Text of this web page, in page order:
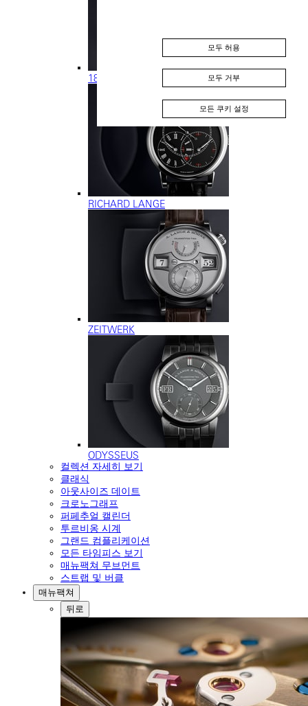
1815
RICHARD LANGE
ZEITWERK
ODYSSEUS
컬렉션 자세히 보기
클래식
아웃사이즈 데이트
크로노그래프
퍼페추얼 캘린더
투르비옹 시계
그랜드 컴플리케이션
모든 타임피스 보기
매뉴팩쳐 무브먼트
스트랩 및 버클
매뉴팩쳐
뒤로
모두 허용
모두 거부
모든 쿠키 설정